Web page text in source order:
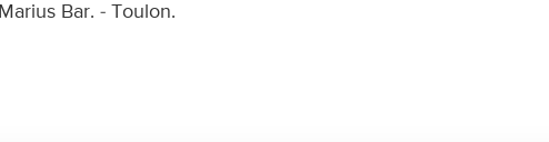
Marius Bar. - Toulon.